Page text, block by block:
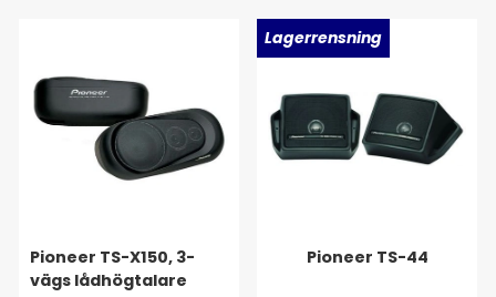
Pioneer TS-X150, 3-
vägs lådhögtalare
Lagerrensning
Pioneer TS-44